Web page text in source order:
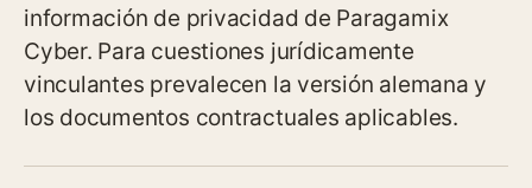
información de privacidad de Paragamix
Cyber. Para cuestiones jurídicamente
vinculantes prevalecen la versión alemana y
los documentos contractuales aplicables.